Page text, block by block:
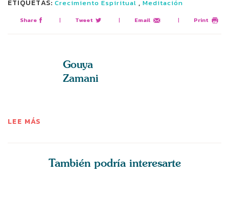
ETIQUETAS: Crecimiento Espiritual ,Meditación
Share | Tweet | Email | Print
Gouya
Zamani
LEE MÁS
También podría interesarte